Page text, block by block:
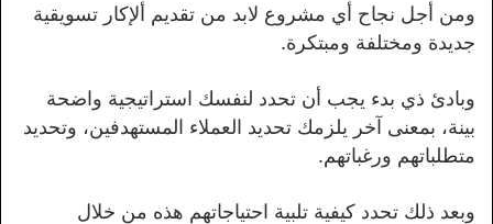
ومن أجل نجاح أي مشروع لابد من تقديم ألإكار تسويقية
جديدة ومختلفة ومبتكرة.
وبادئ ذي بدء يجب أن تحدد لنفسك استراتيجية واضحة
بينة، بمعنى آخر يلزمك تحديد العملاء المستهدفين، وتحديد
متطلباتهم ورغباتهم.
وبعد ذلك تحدد كيفية تلبية احتياجاتهم هذه من خلال